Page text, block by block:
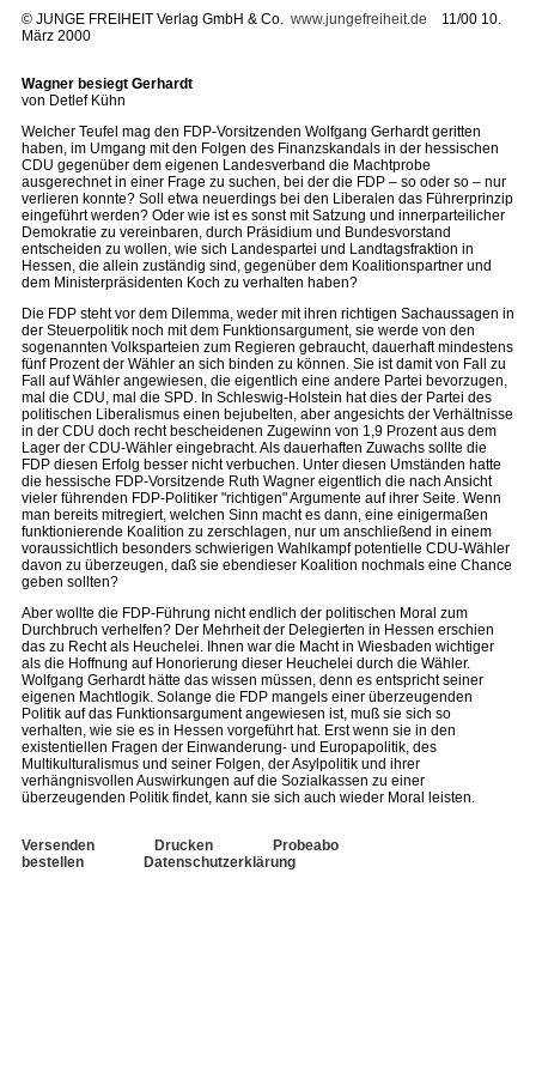
© JUNGE FREIHEIT Verlag GmbH & Co. www.jungefreiheit.de 11/00 10.
März 2000
Wagner besiegt Gerhardt
von Detlef Kühn
Welcher Teufel mag den FDP-Vorsitzenden Wolfgang Gerhardt geritten
haben, im Umgang mit den Folgen des Finanzskandals in der hessischen
CDU gegenüber dem eigenen Landesverband die Machtprobe
ausgerechnet in einer Frage zu suchen, bei der die FDP – so oder so – nur
verlieren konnte? Soll etwa neuerdings bei den Liberalen das Führerprinzip
eingeführt werden? Oder wie ist es sonst mit Satzung und innerparteilicher
Demokratie zu vereinbaren, durch Präsidium und Bundesvorstand
entscheiden zu wollen, wie sich Landespartei und Landtagsfraktion in
Hessen, die allein zuständig sind, gegenüber dem Koalitionspartner und
dem Ministerpräsidenten Koch zu verhalten haben?
Die FDP steht vor dem Dilemma, weder mit ihren richtigen Sachaussagen in
der Steuerpolitik noch mit dem Funktionsargument, sie werde von den
sogenannten Volksparteien zum Regieren gebraucht, dauerhaft mindestens
fünf Prozent der Wähler an sich binden zu können. Sie ist damit von Fall zu
Fall auf Wähler angewiesen, die eigentlich eine andere Partei bevorzugen,
mal die CDU, mal die SPD. In Schleswig-Holstein hat dies der Partei des
politischen Liberalismus einen bejubelten, aber angesichts der Verhältnisse
in der CDU doch recht bescheidenen Zugewinn von 1,9 Prozent aus dem
Lager der CDU-Wähler eingebracht. Als dauerhaften Zuwachs sollte die
FDP diesen Erfolg besser nicht verbuchen. Unter diesen Umständen hatte
die hessische FDP-Vorsitzende Ruth Wagner eigentlich die nach Ansicht
vieler führenden FDP-Politiker "richtigen" Argumente auf ihrer Seite. Wenn
man bereits mitregiert, welchen Sinn macht es dann, eine einigermaßen
funktionierende Koalition zu zerschlagen, nur um anschließend in einem
voraussichtlich besonders schwierigen Wahlkampf potentielle CDU-Wähler
davon zu überzeugen, daß sie ebendieser Koalition nochmals eine Chance
geben sollten?
Aber wollte die FDP-Führung nicht endlich der politischen Moral zum
Durchbruch verhelfen? Der Mehrheit der Delegierten in Hessen erschien
das zu Recht als Heuchelei. Ihnen war die Macht in Wiesbaden wichtiger
als die Hoffnung auf Honorierung dieser Heuchelei durch die Wähler.
Wolfgang Gerhardt hätte das wissen müssen, denn es entspricht seiner
eigenen Machtlogik. Solange die FDP mangels einer überzeugenden
Politik auf das Funktionsargument angewiesen ist, muß sie sich so
verhalten, wie sie es in Hessen vorgeführt hat. Erst wenn sie in den
existentiellen Fragen der Einwanderung- und Europapolitik, des
Multikulturalismus und seiner Folgen, der Asylpolitik und ihrer
verhängnisvollen Auswirkungen auf die Sozialkassen zu einer
überzeugenden Politik findet, kann sie sich auch wieder Moral leisten.
Versenden Drucken
Probeabo
bestellen
Datenschutzerklärung